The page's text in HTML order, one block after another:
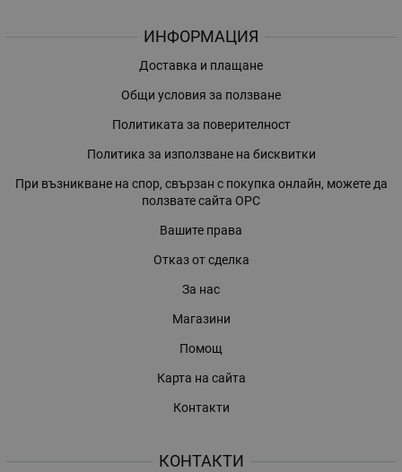
ИНФОРМАЦИЯ
Доставка и плащане
Общи условия за ползване
Политиката за поверителност
Политика за използване на бисквитки
При възникване на спор, свързан с покупка онлайн, можете да
ползвате сайта ОРС
Вашите права
Отказ от сделка
За нас
Магазини
Помощ
Карта на сайта
Контакти
КОНТАКТИ